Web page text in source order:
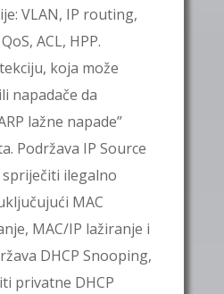
VLAN, IP routing,
ACL, HPP.
koja može
napadače da
lažne napade”
Podržava IP Source
spriječiti ilegalno
MAC
MAC/IP lažiranje i
DHCP Snooping,
privatne DHCP